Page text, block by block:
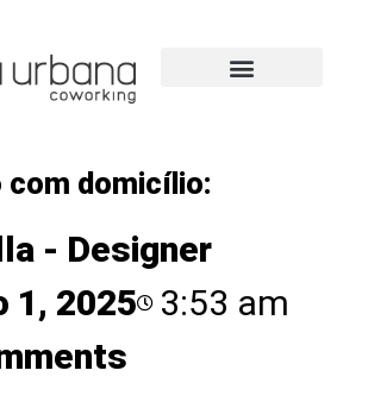
com domicílio:
- Designer
1, 2025 3:53 am